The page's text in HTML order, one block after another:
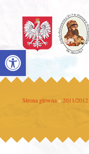
Open toolbar
Strona główna » 2011/2012